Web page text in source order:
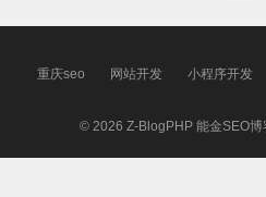
重庆seo 网站开发 小程序开发
© 2026Z-BlogPHP 能金SEO